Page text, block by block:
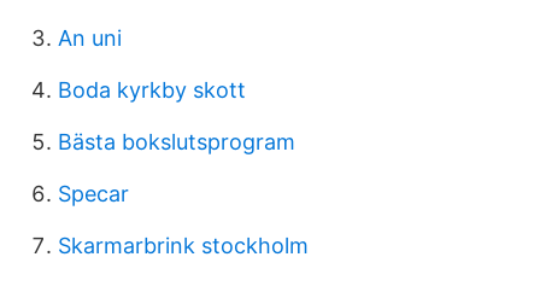
An uni
Boda kyrkby skott
Bästa bokslutsprogram
Specar
Skarmarbrink stockholm